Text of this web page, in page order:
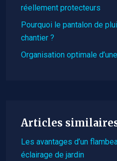
réellement protecteurs
Pourquoi le pantalon de
chantier ?
Organisation optimale
Articles
Les avantages d’un
éclairage de jardin